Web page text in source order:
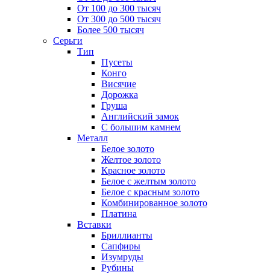
От 100 до 300 тысяч
От 300 до 500 тысяч
Более 500 тысяч
Серьги
Тип
Пусеты
Конго
Висячие
Дорожка
Груша
Английский замок
С большим камнем
Металл
Белое золото
Желтое золото
Красное золото
Белое с желтым золото
Белое с красным золото
Комбинированное золото
Платина
Вставки
Бриллианты
Сапфиры
Изумруды
Рубины